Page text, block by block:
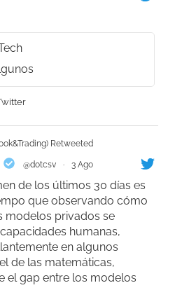
Retweeted
@dotcsv · 3 Ago
de los últimos 30 días es
que observando cómo
modelos privados se
humanas,
en algunos
de las matemáticas,
el gap entre los modelos